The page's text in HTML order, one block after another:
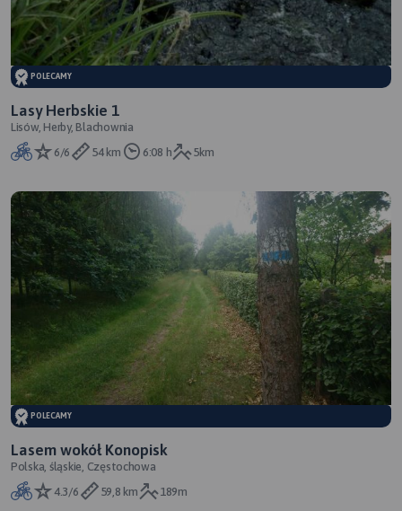
POLECAMY
Lasy Herbskie 1
Lisów, Herby, Blachownia
6/6
54 km 6:08 h 5km
POLECAMY
Lasem wokół Konopisk
Polska, śląskie, Częstochowa
4.3/6
59,8 km 189m